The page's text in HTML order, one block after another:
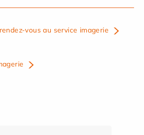
vous au service imagerie